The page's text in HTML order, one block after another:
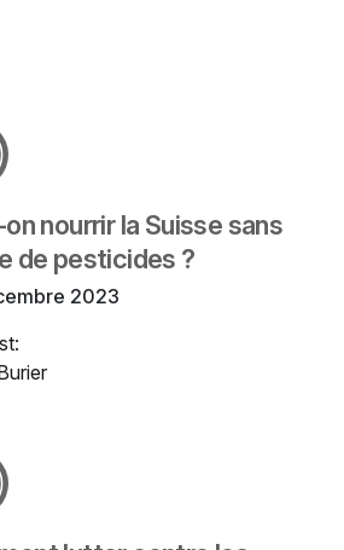
nourrir la Suisse sans
de pesticides ?
2023